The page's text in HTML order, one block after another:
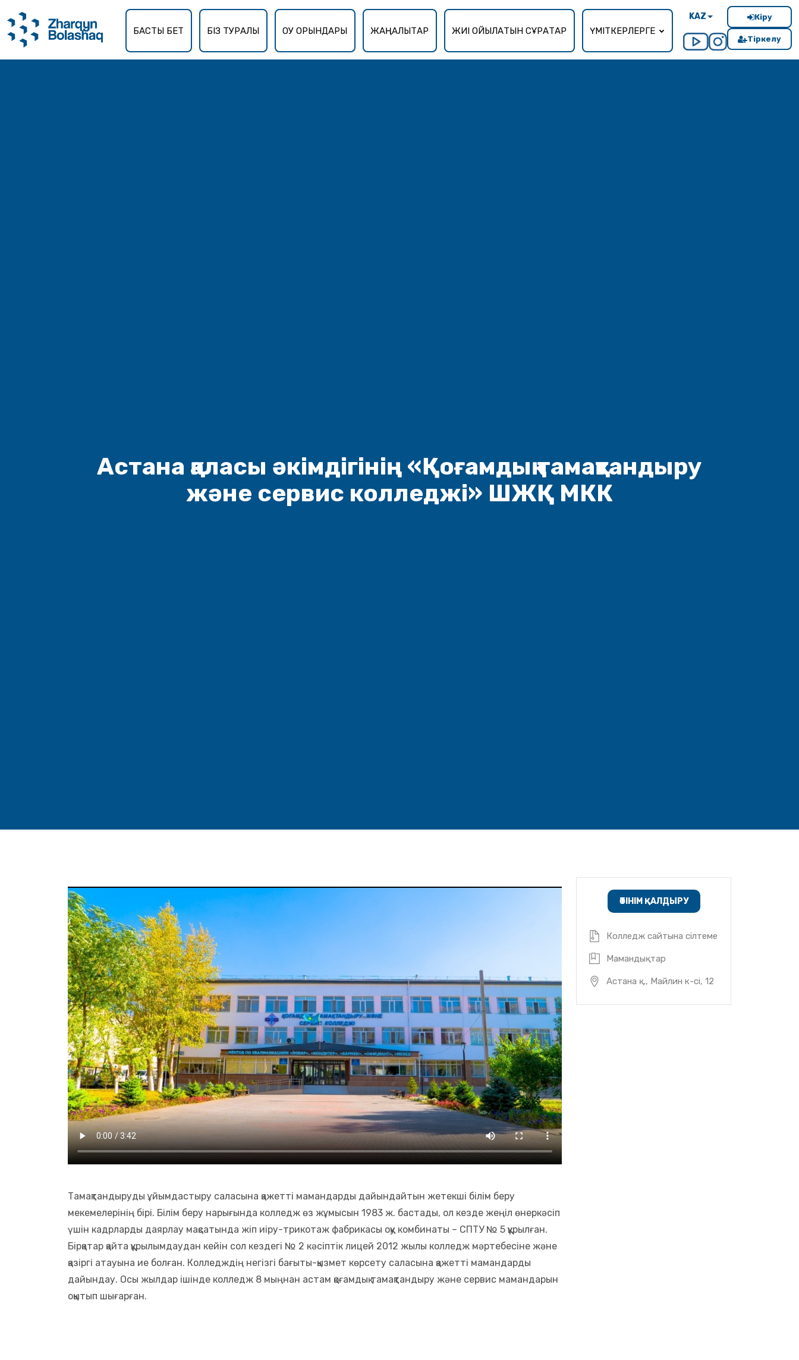
KAZ Кіру
Тіркелу
БАСТЫ БЕТ БІЗ ТУРАЛЫ ОҚУ ОРЫНДАРЫ ЖАҢАЛЫҚТАР ЖИІ ҚОЙЫЛАТЫН СҰРАҚТАР ҮМІТКЕРЛЕРГЕ
Астана қаласы әкімдігінің «Қоғамдық тамақтандыру
және сервис колледжі» ШЖҚ МКК
ӨТІНІМ ҚАЛДЫРУ
Колледж сайтына сілтеме
Мамандықтар
Астана қ., Майлин к-сі, 12
Тамақтандыруды ұйымдастыру саласына қажетті мамандарды дайындайтын жетекші білім беру
мекемелерінің бірі. Білім беру нарығында колледж өз жұмысын 1983 ж. бастады, ол кезде жеңіл өнеркәсіп
үшін кадрларды даярлау мақсатында жіп иіру-трикотаж фабрикасы оқу комбинаты – СПТУ № 5 құрылған.
Бірқатар қайта құрылымдаудан кейін сол кездегі № 2 кәсіптік лицей 2012 жылы колледж мәртебесіне және
қазіргі атауына ие болған. Колледждің негізгі бағыты-қызмет көрсету саласына қажетті мамандарды
дайындау. Осы жылдар ішінде колледж 8 мыңнан астам қоғамдық тамақтандыру және сервис мамандарын
оқытып шығарған.